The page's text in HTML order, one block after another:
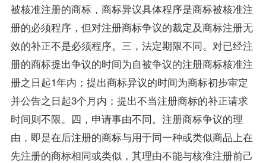
被核准注册的商标，商标异议具体程序是商标被核准注
册的必须程序，但对注册商标争议的裁定及商标注册无
效的补正不是必须程序。三，法定期限不同。对已经注
册的商标提出争议的时间为自被争议的注册商标核准注
册之日起1年内；提出商标异议的时间为商标初步审定
并公告之日起3个月内；提出不当注册商标的补正请求
时间则不限。四，申请事由不同。注册商标争议的理
由，即是在后注册的商标与用于同一种或类似商品上在
先注册的商标相同或类似，其理由不能与核准注册前己